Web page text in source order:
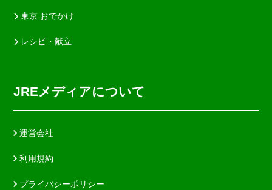
東京 おでかけ
レシピ・献立
JREメディアについて
運営会社
利用規約
プライバシーポリシー